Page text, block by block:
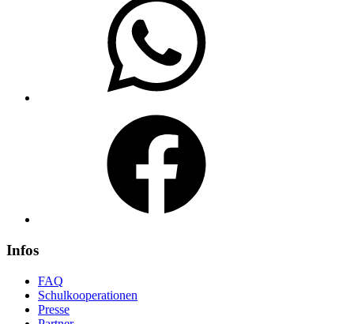
Infos
FAQ
Schulkooperationen
Presse